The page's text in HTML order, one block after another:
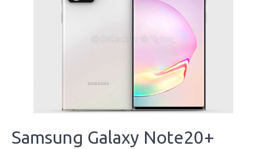
Samsung Galaxy Note20+